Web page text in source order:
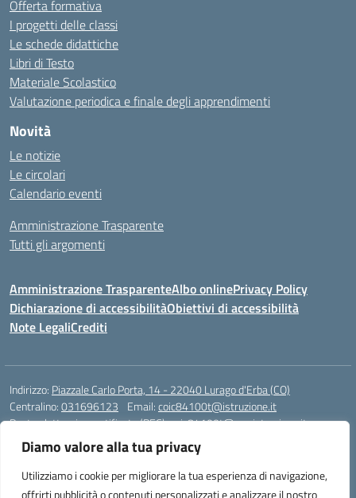
Diamo valore alla tua privacy
Utilizziamo i cookie per migliorare la tua esperienza di navigazione,
offrirti pubblicità o contenuti personalizzati e analizzare il nostro
Offerta formativa
I progetti delle classi
Le schede didattiche
Libri di Testo
Materiale Scolastico
Valutazione periodica e finale degli apprendimenti
Novità
Le notizie
Le circolari
Calendario eventi
Amministrazione Trasparente
Tutti gli argomenti
Amministrazione TrasparenteAlbo onlinePrivacy Policy
Dichiarazione di accessibilitàObiettivi di accessibilità
Note LegaliCrediti
Indirizzo: Piazzale Carlo Porta, 14 - 22040 Lurago d'Erba (CO)
Centralino:031696123 Email:coic84100t@istruzione.it
Posta elettronica certificata (PEC):coic84100t@pec.istruzione.it
Codice fiscale: 82002040135
Codice meccanografico:
COIC84100T
Codice unico di fatturazione (CUF): UFKWZ7